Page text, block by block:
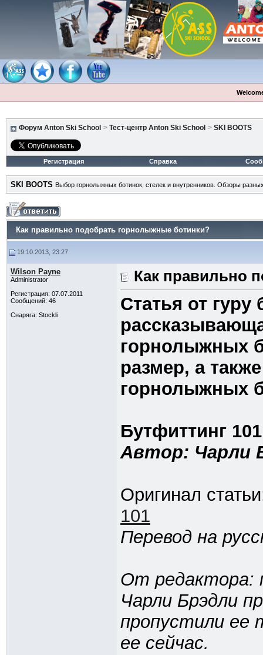
Форум Anton Ski School > Тест-центр Anton Ski School > SKI BOOTS
Регистрация Справка
SKI BOOTS Выбор горнолыжных ботинок, стелек и внутренников. Обзоры
Как правильно подобрать горнолыжные ботинки?
19.10.2013, 23:27
Wilson Payne
Administrator
Регистрация: 07.07.2011
Сообщений: 46
Снаряга: Stockli
Как правильно
Статья от
горнолыжных
размер, а
горнолыжных
Бутфиттинг 101
Автор: Чарли
Оригинал
101
Перевод на
От редактора:
Чарли Брэдли
пропустили ее
ее сейчас.